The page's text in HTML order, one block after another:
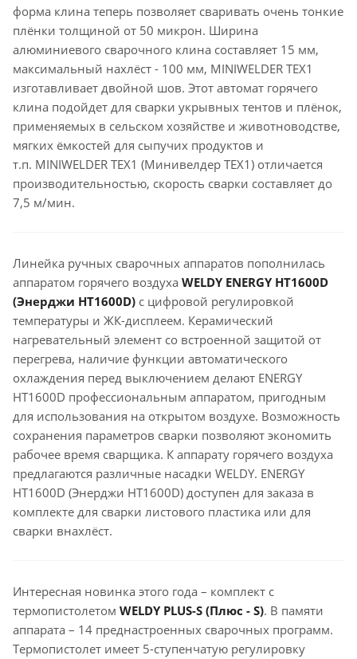
форма клина теперь позволяет сваривать очень тонкие
плёнки толщиной от 50 микрон. Ширина
алюминиевого сварочного клина составляет 15 мм,
максимальный нахлёст - 100 мм, MINIWELDER TEX1
изготавливает двойной шов. Этот автомат горячего
клина подойдет для сварки укрывных тентов и плёнок,
применяемых в сельском хозяйстве и животноводстве,
мягких ёмкостей для сыпучих продуктов и
т.п. MINIWELDER TEX1 (Минивелдер TEX1) отличается
производительностью, скорость сварки составляет до
7,5 м/мин.
Линейка ручных сварочных аппаратов пополнилась
аппаратом горячего воздуха WELDY ENERGY HT1600D
(Энерджи HT1600D) с цифровой регулировкой
температуры и ЖК-дисплеем. Керамический
нагревательный элемент со встроенной защитой от
перегрева, наличие функции автоматического
охлаждения перед выключением делают ENERGY
HT1600D профессиональным аппаратом, пригодным
для использования на открытом воздухе. Возможность
сохранения параметров сварки позволяют экономить
рабочее время сварщика. К аппарату горячего воздуха
предлагаются различные насадки WELDY. ENERGY
HT1600D (Энерджи HT1600D) доступен для заказа в
комплекте для сварки листового пластика или для
сварки внахлёст.
Интересная новинка этого года – комплект с
термопистолетом WELDY PLUS-S (Плюс - S). В памяти
аппарата – 14 преднастроенных сварочных программ.
Термопистолет имеет 5-ступенчатую регулировку